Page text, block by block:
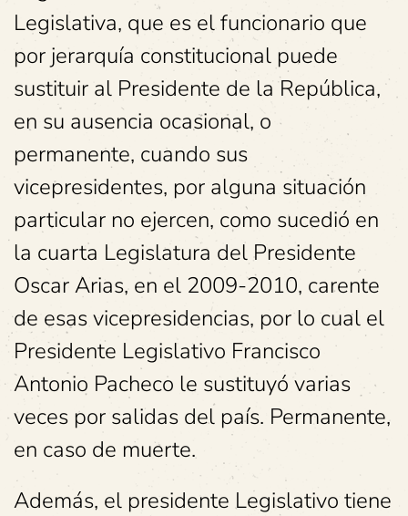
Legislativa, que es el funcionario que
por jerarquía constitucional puede
sustituir al Presidente de la República,
en su ausencia ocasional, o
permanente, cuando sus
vicepresidentes, por alguna situación
particular no ejercen, como sucedió en
la cuarta Legislatura del Presidente
Oscar Arias, en el 2009-2010, carente
de esas vicepresidencias, por lo cual el
Presidente Legislativo Francisco
Antonio Pacheco le sustituyó varias
veces por salidas del país. Permanente,
en caso de muerte.
Además, el presidente Legislativo tiene